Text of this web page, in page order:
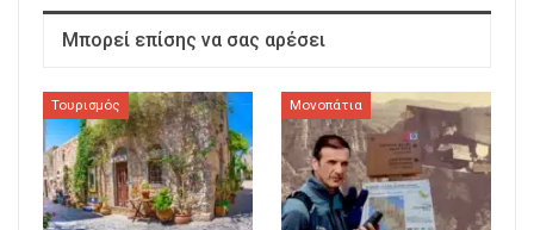
Μπορεί επίσης να σας αρέσει
Τουρισμός Μονοπάτια